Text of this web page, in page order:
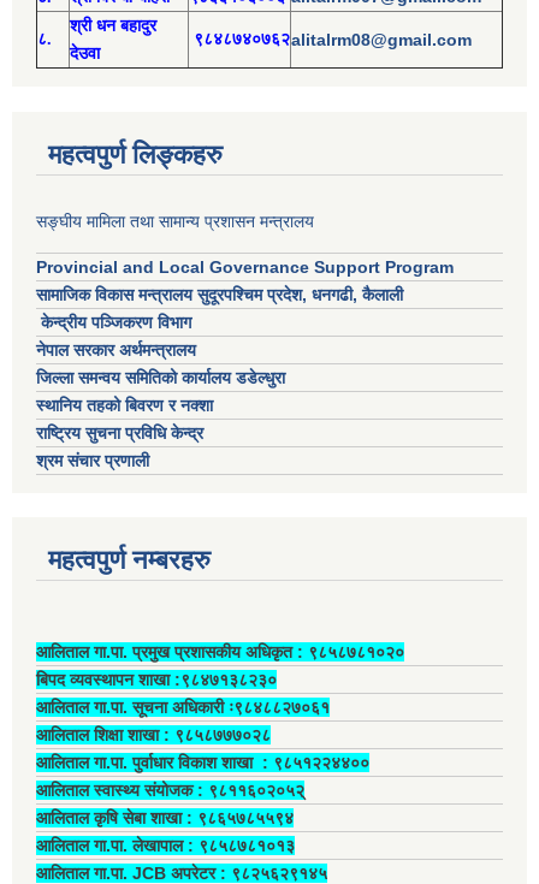
८.
श्री धन बहादुर
देउवा
९८४८७४०७६२alitalrm08@gmail.com
महत्वपुर्ण लिङ्कहरु
सङ्घीय मामिला तथा सामान्य प्रशासन मन्त्रालय
Provincial and Local Governance Support Program
सामाजिक विकास मन्त्रालय सुदूरपश्चिम प्रदेश, धनगढी, कैलाली
केन्द्रीय पञ्जिकरण विभाग
नेपाल सरकार अर्थमन्त्रालय
जिल्ला समन्वय समितिको कार्यालय डडेल्धुरा
स्थानिय तहको बिवरण र नक्शा
राष्ट्रिय सुचना प्रविधि केन्द्र
श्रम संचार प्रणाली
महत्वपुर्ण नम्बरहरु
आलिताल गा.पा. प्रमुख प्रशासकीय अधिकृत ‍: ९८५८७८१०२०
बिपद व्यवस्थापन शाखा :९८४७१३८२३०
आलिताल गा.पा. सूचना अधिकारी ः९८४८८२७०६१
आलिताल शिक्षा शाखा : ९८५८७७७०२८
आलिताल गा.पा. पुर्वाधार विकाश शाखा ‍: ९८५१२२४४००
आलिताल स्वास्थ्य संयोजक ‍: ९८११६०२०५२्
आलिताल कृषि सेबा शाखा : ९८६५७८५५९४
आलिताल गा.पा. लेखापाल ‍: ९८५८७८१०१३
आलिताल गा.पा. JCB अपरेटर ‍: ९८२५६२९१४५